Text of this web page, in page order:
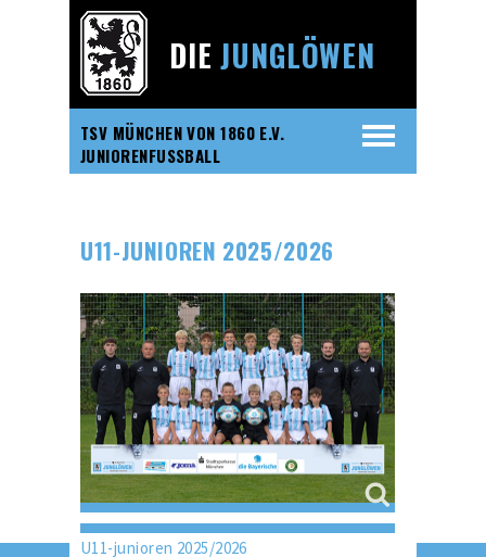
TSV MÜNCHEN VON 1860 E.V.
JUNIORENFUSSBALL
DIEJUNGLÖWEN
U11-JUNIOREN 2025/2026
U11-junioren 2025/2026